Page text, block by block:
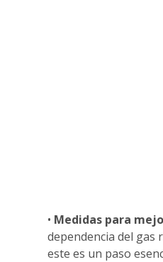
• Medidas para
dependencia del gas
este es un paso